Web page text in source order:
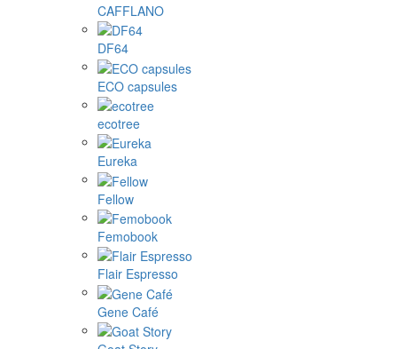
CAFFLANO
DF64
ECO capsules
ecotree
Eureka
Fellow
Femobook
Flair Espresso
Gene Café